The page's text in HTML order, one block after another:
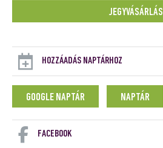
JEGYVÁSÁRLÁS
HOZZÁADÁS NAPTÁRHOZ
GOOGLE NAPTÁR NAPTÁR
FACEBOOK